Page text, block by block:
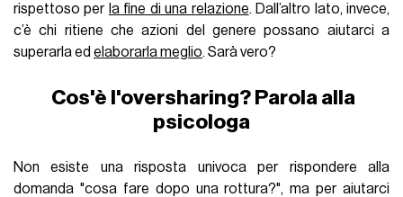
rispettoso per la fine di una relazione. Dall’altro lato, invece,
c’è chi ritiene che azioni del genere possano aiutarci a
superarla edelaborarla meglio. Sarà vero?
Cos'è l'oversharing? Parola alla
psicologa
Non esiste una risposta univoca per rispondere alla
domanda "cosa fare dopo una rottura?", ma per aiutarci